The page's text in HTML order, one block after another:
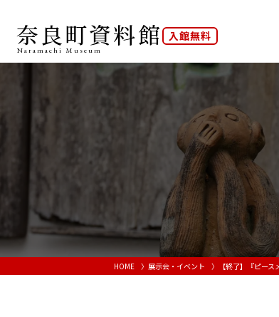
奈良町資料館
Naramachi Museum
入館無料
HOME 展示会・イベント 【終了】『ピー